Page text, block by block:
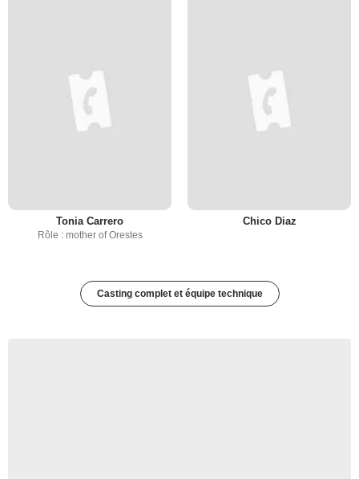
Tonia Carrero
Rôle : mother of Orestes
Chico Diaz
Casting complet et équipe technique